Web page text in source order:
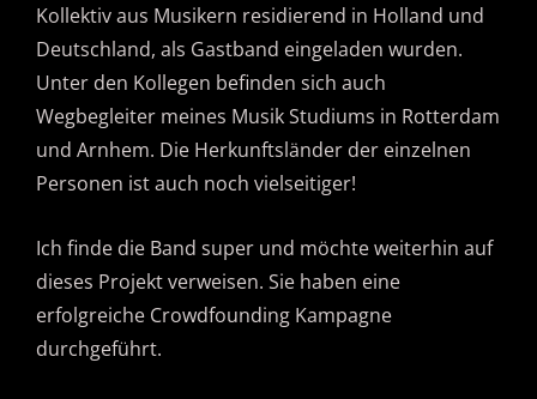
Kollektiv aus Musikern residierend in Holland und
Deutschland, als Gastband eingeladen wurden.
Unter den Kollegen befinden sich auch
Wegbegleiter meines Musik Studiums in Rotterdam
und Arnhem. Die Herkunftsländer der einzelnen
Personen ist auch noch vielseitiger!
Ich finde die Band super und möchte weiterhin auf
dieses Projekt verweisen. Sie haben eine
erfolgreiche Crowdfounding Kampagne
durchgeführt.